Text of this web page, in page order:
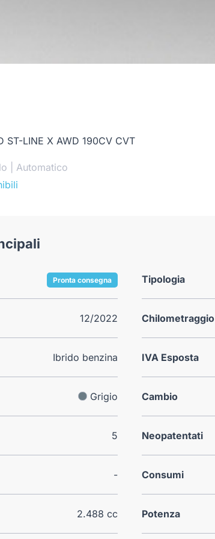
ST-LINE X AWD 190CV CVT
| Automatico
Pronta consegna Tipologia
12/2022 Chilometraggio
Ibrido benzina IVA Esposta
Grigio Cambio
5 Neopatentati
- Consumi
2.488 cc Potenza